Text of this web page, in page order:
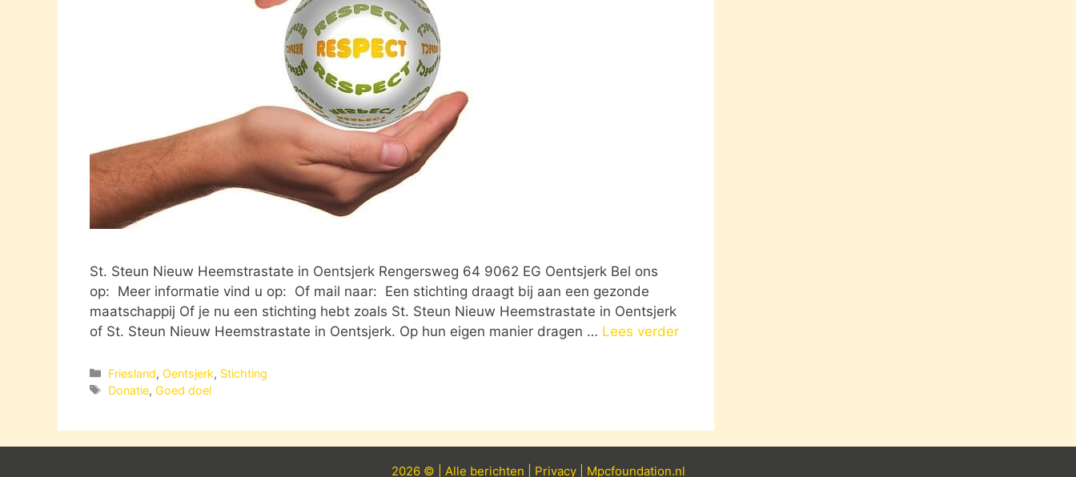
St. Steun Nieuw Heemstrastate in Oentsjerk Rengersweg 64 9062 EG Oentsjerk Bel ons
op: Meer informatie vind u op: Of mail naar: Een stichting draagt bij aan een gezonde
maatschappij Of je nu een stichting hebt zoals St. Steun Nieuw Heemstrastate in Oentsjerk
of St. Steun Nieuw Heemstrastate in Oentsjerk. Op hun eigen manier dragen … Lees verder
Categorieën
Friesland, Oentsjerk, Stichting
Tags
Donatie,Goed doel
2026 © | Alle berichten Privacy| Mpcfoundation.nl